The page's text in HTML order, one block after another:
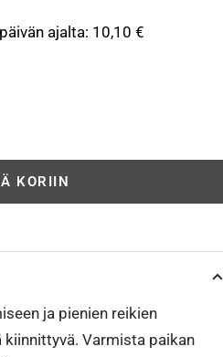
ajalta: 10,10 €
KORIIN
ja pienien reikien
Varmista paikan